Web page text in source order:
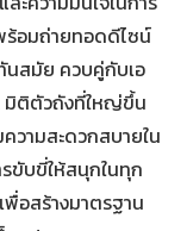
ร้อมถ่ายทอดดีไซน์
นสมัย ควบคู่กับเอ
มิติตัวถังที่ใหญ่ขึ้น
วามสะดวกสบายใน
ขับขี่ให้สนุกในทุก
พื่อสร้างมาตรฐาน